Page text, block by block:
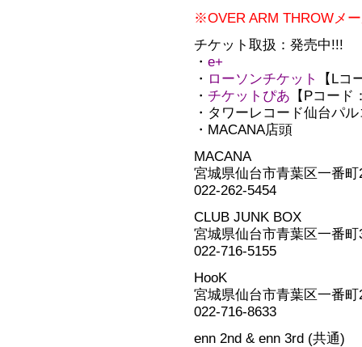
※OVER ARM THROWメ
チケット取扱：発売中!!!
・ e+
・ ローソンチケット
【Lコ
・ チケットぴあ 【Pコード
・タワーレコード仙台パ
・MACANA店頭
MACANA
宮城県仙台市青葉区一番
022-262-5454
CLUB JUNK BOX
宮城県仙台市青葉区一番
022-716-5155
HooK
宮城県仙台市青葉区一番
022-716-8633
enn 2nd & enn 3rd (共通)